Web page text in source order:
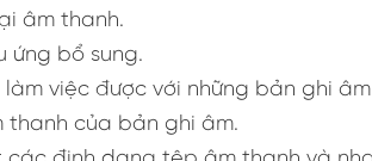
âm thanh.
ứng bổ sung.
việc được với những bản ghi
thanh của bản ghi âm.